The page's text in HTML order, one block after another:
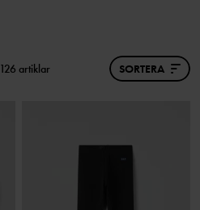
126 artiklar SORTERA